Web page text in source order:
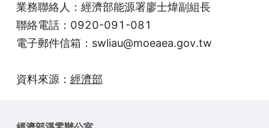
業務聯絡人：經濟部能源署廖士煒副組長
聯絡電話：0920-091-081
電子郵件信箱：swliau@moeaea.gov.tw
資料來源： 經濟部